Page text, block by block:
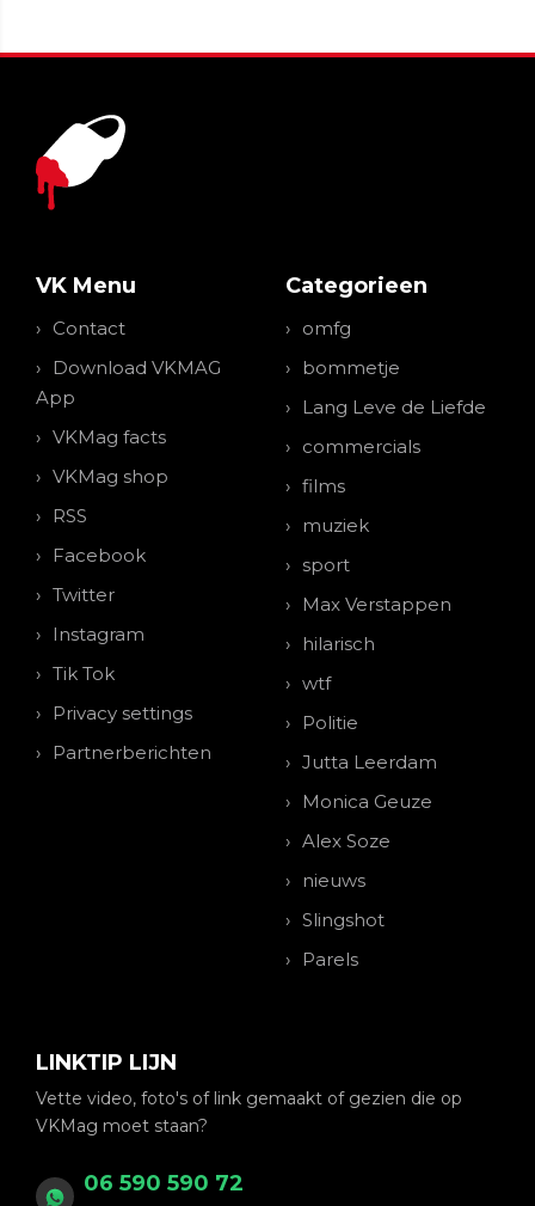
VK Menu
Contact
Download VKMAG
App
VKMag facts
VKMag shop
RSS
Facebook
Twitter
Instagram
Tik Tok
Privacy settings
Partnerberichten
Categorieen
omfg
bommetje
Lang Leve de Liefde
commercials
films
muziek
sport
Max Verstappen
hilarisch
wtf
Politie
Jutta Leerdam
Monica Geuze
Alex Soze
nieuws
Slingshot
Parels
LINKTIP LIJN
Vette video, foto's of link gemaakt of gezien die op
VKMag moet staan?
06 590 590 72